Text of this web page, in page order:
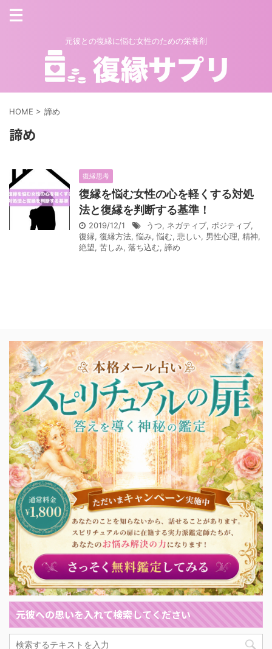
元彼との復縁に悩む女性のための栄養剤
HOME > 諦め
諦め
復縁思考
復縁を悩む女性の心を軽くする対処
法と復縁を判断する基準！
2019/12/1 うつ, ネガティブ, ポジティブ,
復縁, 復縁方法, 悩み, 悩む, 悲しい, 男性心理, 精神,
絶望, 苦しみ, 落ち込む, 諦め
元彼への思いを入れて検索してください